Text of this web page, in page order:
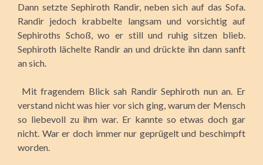
Dann setzte Sephiroth Randir, neben sich auf das Sofa.
Randir jedoch krabbelte langsam und vorsichtig auf
Sephiroths Schoß, wo er still und ruhig sitzen blieb.
Sephiroth lächelte Randir an und drückte ihn dann sanft
an sich.
Mit fragendem Blick sah Randir Sephiroth nun an. Er
verstand nicht was hier vor sich ging, warum der Mensch
so liebevoll zu ihm war. Er kannte so etwas doch gar
nicht. War er doch immer nur geprügelt und beschimpft
worden.